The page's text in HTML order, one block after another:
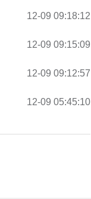
12-09 09:18:12
12-09 09:15:09
12-09 09:12:57
12-09 05:45:10